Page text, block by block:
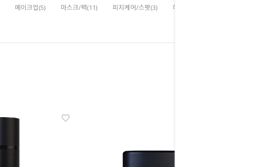
메이크업(5) 마스크/팩(11) 피지케어/스팟(3) 헤어/바디(8)